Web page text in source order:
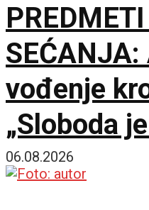
vođenje
„Sloboda
u Muzeju
06.08.2026